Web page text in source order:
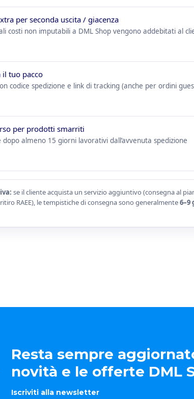
per seconda uscita / giacenza
costi non imputabili a DML Shop vengono addebitati al
il tuo pacco
codice spedizione e link di tracking (anche per ordini
per prodotti smarriti
dopo almeno 15 giorni lavorativi dall’avvenuta spedizione
se il cliente acquista un servizio aggiuntivo (consegna al
RAEE), le tempistiche di consegna sono generalmente6–9
Resta sempre
novità e le offerte DML
Iscriviti alla newsletter